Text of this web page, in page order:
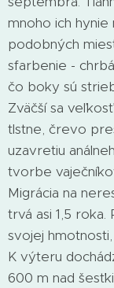
mnoho ich hynie
podobných
sfarbenie -
čo boky sú
Zväčší sa
tlstne, črevo
uzavretiu
tvorbe
Migrácia na
trvá asi 1,5
svojej
K výteru
600 m nad